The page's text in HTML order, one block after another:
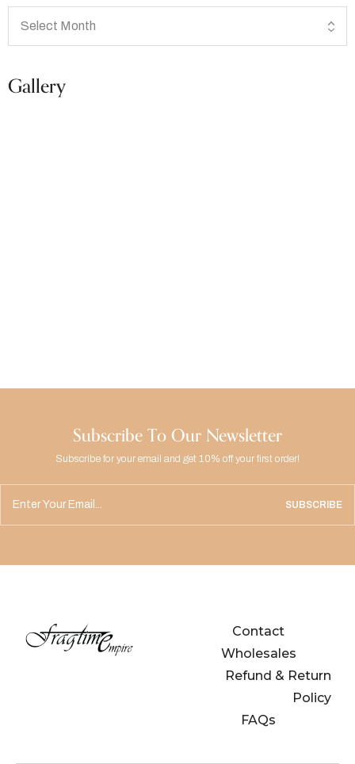
Gallery
Subscribe To Our Newsletter
Subscribe for your email and get 10% off your first order!
SUBSCRIBE
Contact
Wholesales
Refund & Return
Policy
FAQs